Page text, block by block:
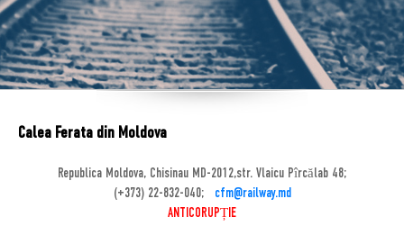
Calea Ferata din Moldova
Republica Moldova, Chisinau MD-2012,str. Vlaicu Pîrcălab 48;
(+373) 22-832-040;
cfm@railway.md
ANTICORUPȚIE